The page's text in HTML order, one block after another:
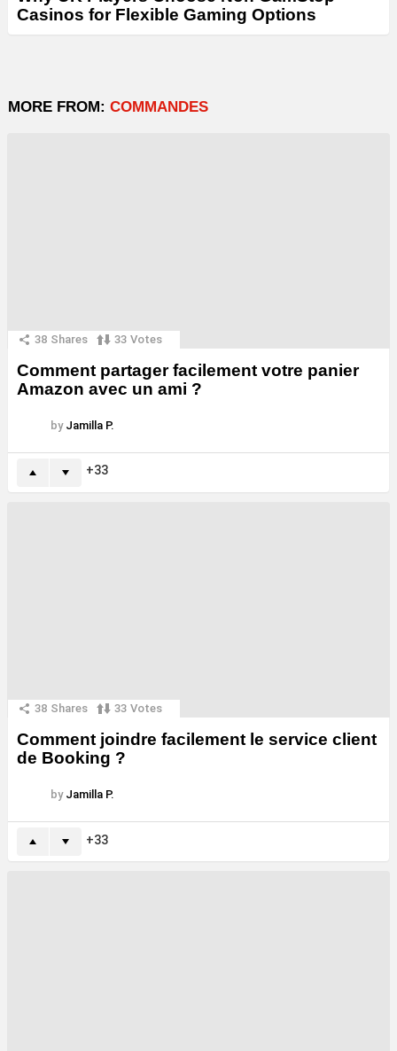
Casinos for Flexible Gaming Options
MORE FROM: COMMANDES
38 Shares 33 Votes
Comment partager facilement votre panier
Amazon avec un ami ?
by Jamilla P.
33
38 Shares 33 Votes
Comment joindre facilement le service client
de Booking ?
by Jamilla P.
33